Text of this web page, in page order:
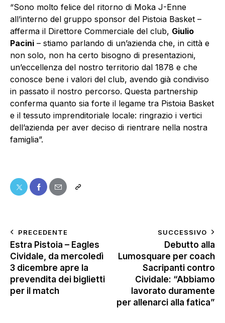
“Sono molto felice del ritorno di Moka J-Enne
all’interno del gruppo sponsor del Pistoia Basket –
afferma il Direttore Commerciale del club, Giulio
Pacini – stiamo parlando di un’azienda che, in città e
non solo, non ha certo bisogno di presentazioni,
un’eccellenza del nostro territorio dal 1878 e che
conosce bene i valori del club, avendo già condiviso
in passato il nostro percorso. Questa partnership
conferma quanto sia forte il legame tra Pistoia Basket
e il tessuto imprenditoriale locale: ringrazio i vertici
dell’azienda per aver deciso di rientrare nella nostra
famiglia”.
PRECEDENTE
Estra Pistoia – Eagles
Cividale, da mercoledì
3 dicembre apre la
prevendita dei biglietti
per il match
SUCCESSIVO
Debutto alla
Lumosquare per coach
Sacripanti contro
Cividale: “Abbiamo
lavorato duramente
per allenarci alla fatica”